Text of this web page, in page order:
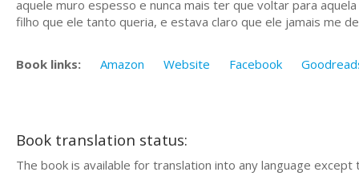
aquele muro espesso e nunca mais ter que voltar para
filho que ele tanto queria, e estava claro que ele jamais me
Book links: Amazon Website Facebook
Book translation status:
The book is available for translation into any language